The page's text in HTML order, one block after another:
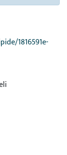
1816591e-